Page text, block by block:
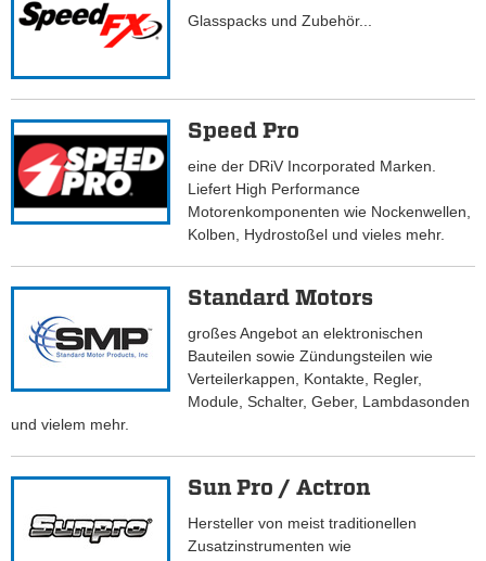
Glasspacks und Zubehör...
Speed Pro
eine der DRiV Incorporated Marken.
Liefert High Performance
Motorenkomponenten wie Nockenwellen,
Kolben, Hydrostoßel und vieles mehr.
Standard Motors
großes Angebot an elektronischen
Bauteilen sowie Zündungsteilen wie
Verteilerkappen, Kontakte, Regler,
Module, Schalter, Geber, Lambdasonden
und vielem mehr.
Sun Pro / Actron
Hersteller von meist traditionellen
Zusatzinstrumenten wie